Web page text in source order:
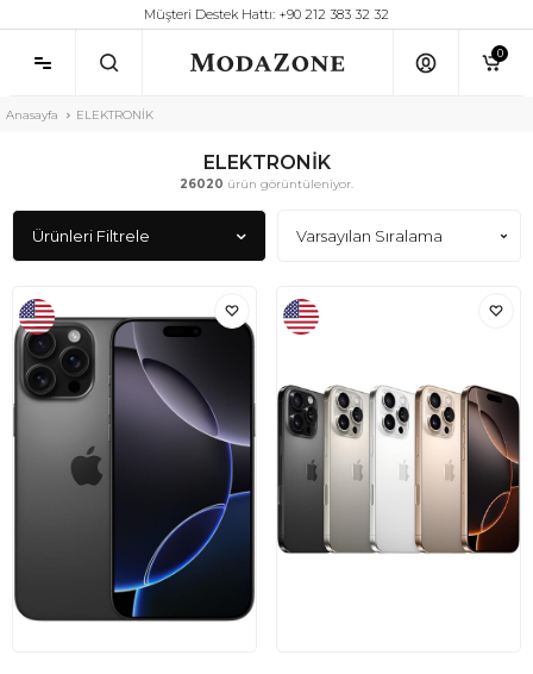
Müşteri Destek Hattı: +90 212 383 32 32
0
Anasayfa ELEKTRONİK
ELEKTRONİK
26020 ürün görüntüleniyor.
Ürünleri Filtrele